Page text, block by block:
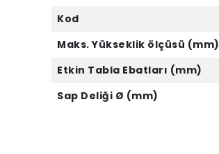
Kod
Maks. Yükseklik ölçüsü (mm)
Etkin Tabla Ebatları (mm)
Sap Deliği Ø (mm)